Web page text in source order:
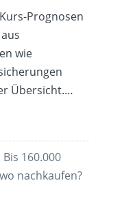
Prognosen
wie
Übersicht.…
160.000
nachkaufen?